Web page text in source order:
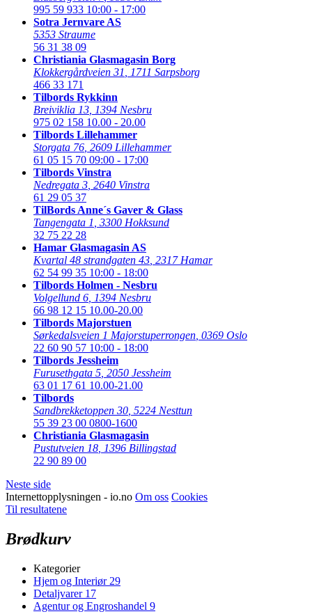
995 59 933 10:00 - 17:00
Sotra Jernvare AS
5353 Straume
56 31 38 09
Christiania Glasmagasin Borg
Klokkergårdveien 31
1711 Sarpsborg
466 33 171
Tilbords Rykkinn
Breiviklia 13 1394 Nesbru
975 02 158 10.00 - 20.00
Tilbords Lillehammer
Storgata 76 2609 Lillehammer
61 05 15 70 09:00 - 17:00
Tilbords Vinstra
Nedregata 3 2640 Vinstra
61 29 05 37
TilBords Anne´s Gaver & Glass
Tangengata 1 3300 Hokksund
32 75 22 28
Hamar Glasmagasin AS
Kvartal 48 strandgaten 43 2317 Hamar
62 54 99 35 10:00 - 18:00
Tilbords Holmen - Nesbru
Volgellund 6 1394 Nesbru
66 98 12 15 10.00-20.00
Tilbords Majorstuen
Sørkedalsveien 1 Majorstuperrongen 0369 Oslo
22 60 90 57 10:00 - 18:00
Tilbords Jessheim
Furusethgata 5 2050 Jessheim
63 01 17 61 10.00-21.00
Tilbords
Sandbrekketoppen 30 5224 Nesttun
55 39 23 00 0800-1600
Christiania Glasmagasin
Pustutveien 18 1396 Billingstad
22 90 89 00
Neste side
Internettopplysningen - io.no Om oss Cookies
Til resultatene
Brødkurv
Kategorier
Hjem og Interiør 29
Detaljvarer 17
Agentur og Engroshandel 9